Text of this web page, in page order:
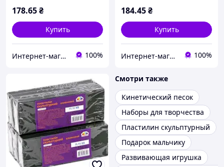
178.65₴
Купить
Интернет-магазин NikopoL - канцтовары для школы и офиса 100%
184.45₴
Купить
Интернет-магазин NikopoL - канцтовары для школы и офиса 100%
Смотри также
Кинетический песок
Наборы для творчества
Пластилин скульптурный
Подарок мальчику
Развивающая игрушка